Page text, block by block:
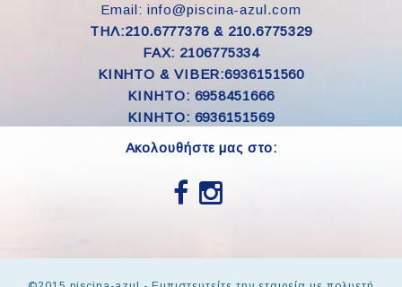
Email: info@piscina-azul.com
ΤΗΛ:210.6777378 & 210.6775329
FAX: 2106775334
ΚΙΝΗΤΟ & VIBER:6936151560
KINHTO: 6958451666
KINHTO: 6936151569
Ακολουθήστε μας στο: